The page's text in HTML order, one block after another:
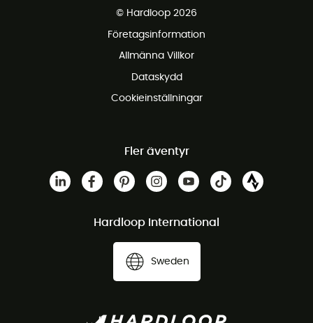
Gratis retur inom 100 dagar
© Hardloop 2026
Företagsinformation
Allmänna Villkor
Dataskydd
Cookieinställningar
Fler äventyr
Hardloop International
Sweden